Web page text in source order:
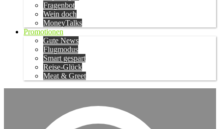
Fragenbot
Wein doch
MoneyTalks
Promotionen
Gute News
Flugmodus
Smart gespart
Reise-Glück
Meat & Greet